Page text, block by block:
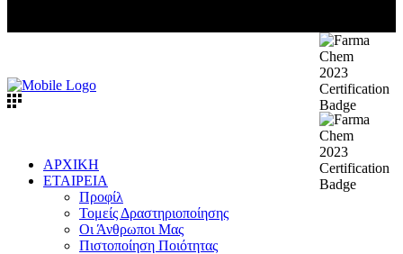
ΑΡΧΙΚΗ
ΕΤΑΙΡΕΙΑ
Προφίλ
Τομείς Δραστηριοποίησης
Οι Άνθρωποι Μας
Πιστοποίηση Ποιότητας